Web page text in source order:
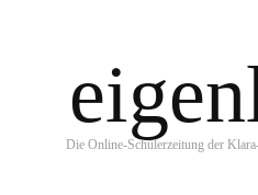
Die Online-Schülerzeitung der